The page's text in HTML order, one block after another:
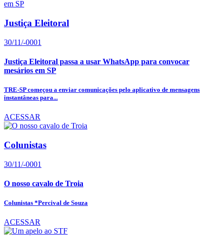
Justiça Eleitoral
30/11/-0001
Justiça Eleitoral passa a usar WhatsApp para convocar
mesários em SP
TRE-SP começou a enviar comunicações pelo aplicativo de mensagens
instantâneas para...
ACESSAR
Colunistas
30/11/-0001
O nosso cavalo de Troia
Colunistas *Percival de Souza
ACESSAR